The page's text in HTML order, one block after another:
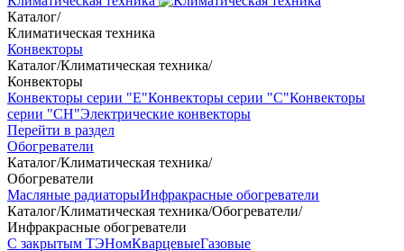
Каталог/
Климатическая техника
Конвекторы
Каталог/Климатическая техника/
Конвекторы
Конвекторы серии "Е"Конвекторы серии "С"Конвекторы
серии "СН"Электрические конвекторы
Перейти в раздел
Обогреватели
Каталог/Климатическая техника/
Обогреватели
Масляные радиаторыИнфракрасные обогреватели
Каталог/Климатическая техника/Обогреватели/
Инфракрасные обогреватели
С закрытым ТЭНомКварцевыеГазовые